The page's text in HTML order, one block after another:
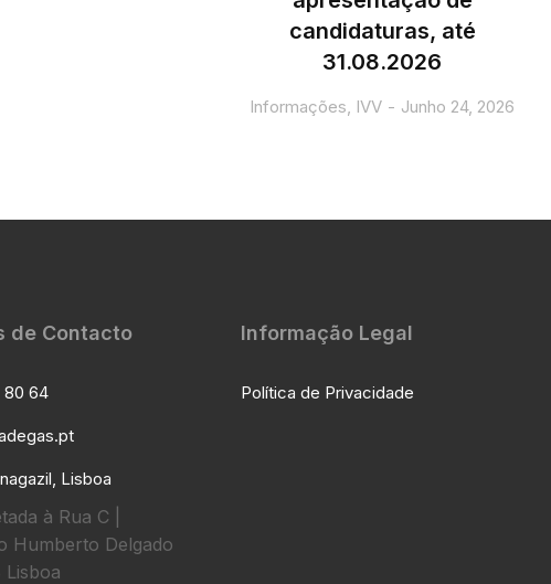
candidaturas, até
31.08.2026
Informações, IVV Junho 24, 2026
de Contacto
80 64
Lisboa
à Rua C |
Humberto Delgado
Informação Legal
Política de Privacidade